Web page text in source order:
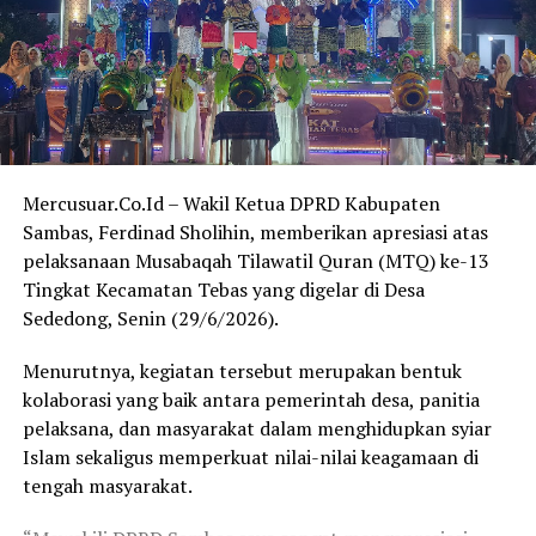
pertimbangan untuk dilakukan penataan atau
pemekaran daerah pemilihan.
Berdasarkan data Daftar Pemilih Tetap (DPT) Pemilu
2024 KPU Provinsi Kalimantan Barat, jumlah pemilih di
tiga daerah tersebut terdiri atas:
Kabupaten Sambas: 458.286 pemilih
Kabupaten Bengkayang: 206.526 pemilih
Kota Singkawang: 169.951 pemilih
Sehingga total jumlah pemilih di ketiga daerah mencapai
sekitar 834.763 pemilih.
Sehan menegaskan bahwa besarnya jumlah pemilih
tersebut menunjukkan kawasan Sambas, Bengkayang,
dan Singkawang memiliki potensi yang cukup untuk
mendapatkan representasi politik yang lebih
proporsional apabila dilakukan penataan daerah
Mercusuar.Co.Id – Wakil Ketua DPRD Kabupaten
Sambas, Ferdinad Sholihin, memberikan apresiasi atas
pelaksanaan Musabaqah Tilawatil Quran (MTQ) ke-13
Tingkat Kecamatan Tebas yang digelar di Desa
Sededong, Senin (29/6/2026).
Menurutnya, kegiatan tersebut merupakan bentuk
kolaborasi yang baik antara pemerintah desa, panitia
pelaksana, dan masyarakat dalam menghidupkan syiar
Islam sekaligus memperkuat nilai-nilai keagamaan di
tengah masyarakat.